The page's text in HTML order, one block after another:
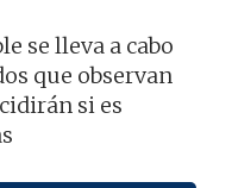
se lleva a cabo
que observan
si es